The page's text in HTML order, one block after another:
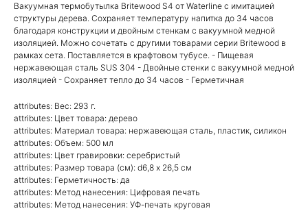
Вакуумная термобутылка Britewood S4 от Waterline с имитацией
структуры дерева. Сохраняет температуру напитка до 34 часов
благодаря конструкции и двойным стенкам с вакуумной медной
изоляцией. Можно сочетать с другими товарами серии Britewood в
рамках сета. Поставляется в крафтовом тубусе. - Пищевая
нержавеющая сталь SUS 304 - Двойные стенки с вакуумной медной
изоляцией - Сохраняет тепло до 34 часов - Герметичная
attributes: Вес: 293 г.
attributes: Цвет товара: дерево
attributes: Материал товара: нержавеющая сталь, пластик, силикон
attributes: Объем: 500 мл
attributes: Цвет гравировки: серебристый
attributes: Размер товара (см): d6,8 х 26,5 см
attributes: Герметичность: да
attributes: Метод нанесения: Цифровая печать
attributes: Метод нанесения: УФ-печать круговая